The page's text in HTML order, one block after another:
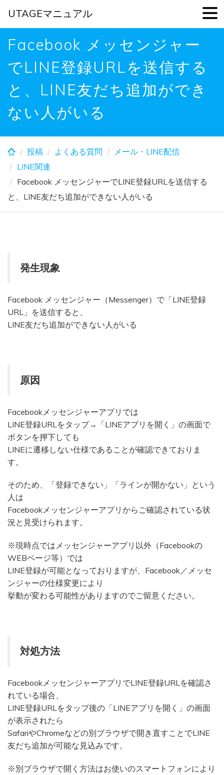
Skip
content
Facebook メッセンジャー
でLINE登録URLを送信する
と、LINE友だち追加ができ
ない人がいる
投稿 よくある質問
メール・LINE配信
LINE関連
Facebook メッセンジャーでLINE登録URLを送信する
と、LINE友だち追加ができない人がいる
発生現象
Facebook メッセンジャー（Messenger）で「LINE登録
URL」を送信すると、
LINE友だち追加ができない人がいる
原因
Facebookメッセンジャーアプリでは
LINE登録URLをタップ→「LINEアプリを開く」の画面で
ボタンを押下しても
LINEに遷移しない仕様であることが確認できておりま
す。
そのため、「登録できない」「ラインが開かない」という
人は
Facebookメッセンジャーアプリからご確認されている状
況と見受けられます。
※現時点ではメッセンジャーアプリ以外（Facebookの
WEBページ等）では
LINE登録が可能となっておりますが、Facebook／メッセ
ンジャーの仕様変更により
挙動が変わる可能性がありますのでご留意ください。
対処方法
FacebookメッセンジャーアプリでLINE登録URLを確認さ
れている場合、
LINE登録URLをタップ後の「LINEアプリを開く」の画面
が表示されたら
SafariやChromeなどの別ブラウザで開き直すことでLINE
友だち追加が可能な見込みです。
※別ブラウザで開く方法はお使いのスマートフォンにより
UTAGEマニュアル